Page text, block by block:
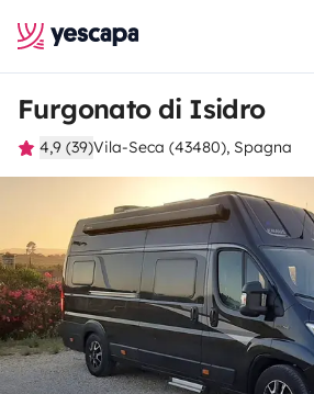
Furgonato di Isidro
4,9 (39)Vila-Seca (43480), Spagna